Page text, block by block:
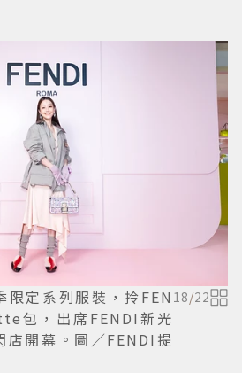
限定系列服裝，拎FEN
包，出席FENDI新光
店開幕。圖／FENDI提
18/22